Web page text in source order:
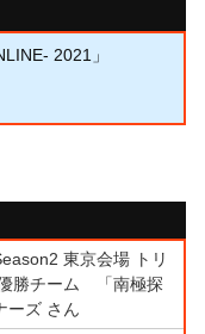
2021」
東京会場 トリ
勝チーム 「南極探
ズ さん